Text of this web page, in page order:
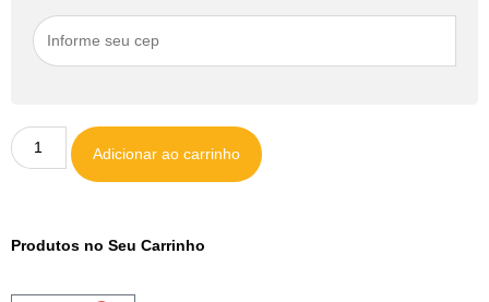
Adicionar ao carrinho
Produtos no Seu Carrinho